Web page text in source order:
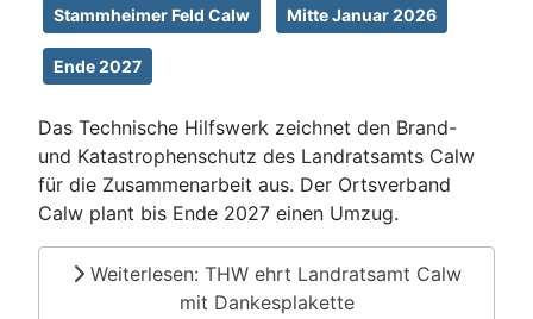
Stammheimer Feld Calw Mitte Januar 2026
Ende 2027
Das Technische Hilfswerk zeichnet den Brand-
und Katastrophenschutz des Landratsamts Calw
für die Zusammenarbeit aus. Der Ortsverband
Calw plant bis Ende 2027 einen Umzug.
Weiterlesen: THW ehrt Landratsamt Calw
mit Dankesplakette